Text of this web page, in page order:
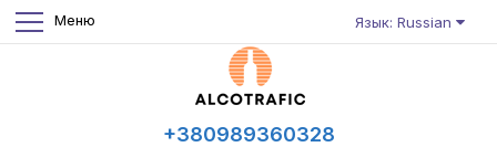
Меню Язык: Russian
+380989360328